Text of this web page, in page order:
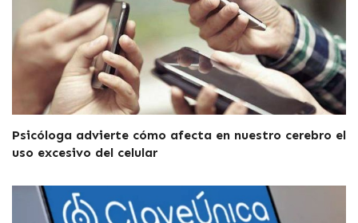
Psicóloga advierte cómo afecta en nuestro cerebro el
uso excesivo del celular